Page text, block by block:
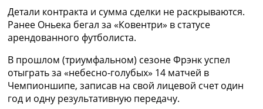
Последние комментарии
Конкурс прогнозов
Логин
Рейтинги
Правила
Коллективный прогноз
Турниры
Чемпионат Мира
Детали контракта и сумма сделки не раскрываются.
Ранее Оньека бегал за «Ковентри» в статусе
арендованного футболиста.
В прошлом (триумфальном) сезоне Фрэнк успел
отыграть за «небесно-голубых» 14 матчей в
Чемпионшипе, записав на свой лицевой счет один
год и одну результативную передачу.